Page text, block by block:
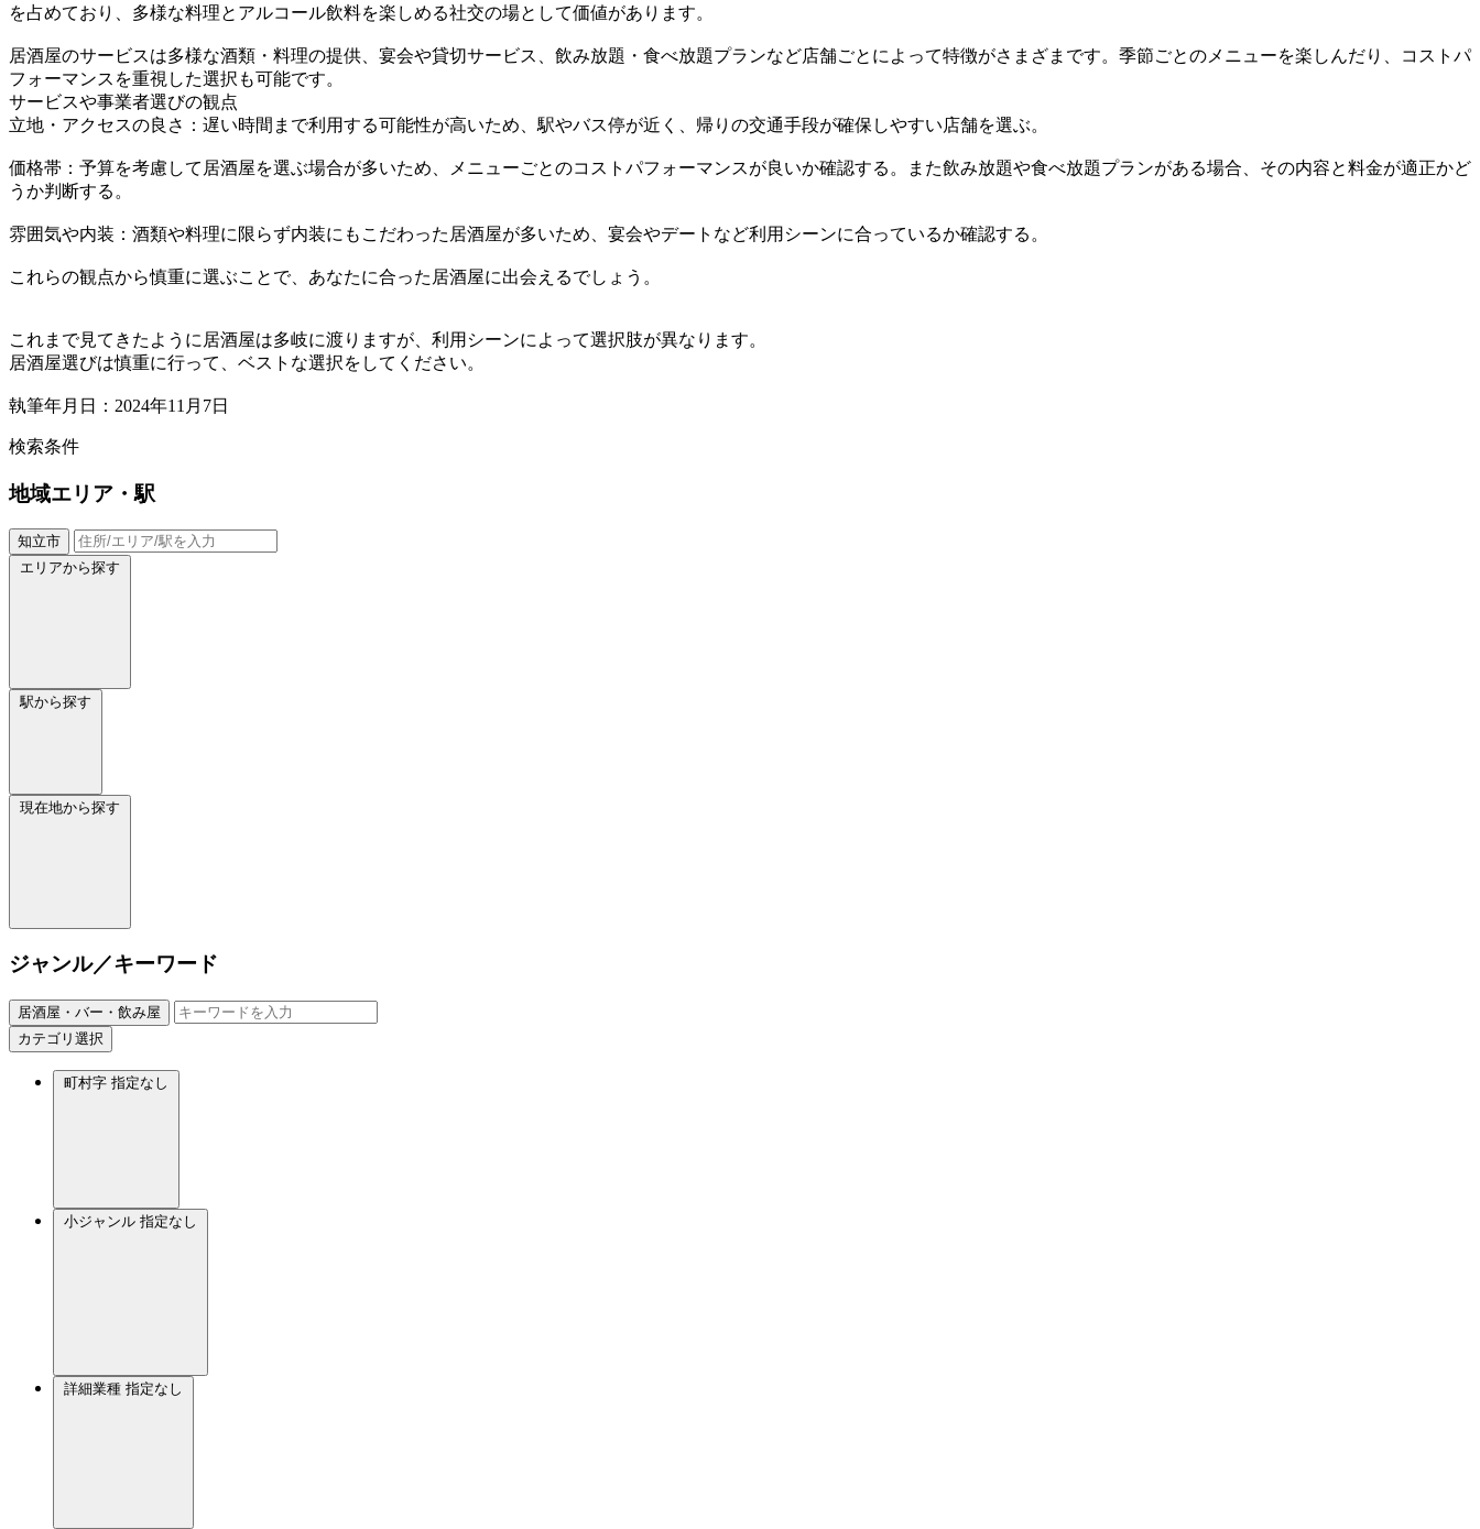
を占めており、多様な料理とアルコール飲料を楽しめる社交の場として価値があります。
居酒屋のサービスは多様な酒類・料理の提供、宴会や貸切サービス、飲み放題・食べ放題プランなど店舗ごとによって特徴がさまざまです。季節ごとのメニューを楽しんだり、コストパ
フォーマンスを重視した選択も可能です。
サービスや事業者選びの観点
立地・アクセスの良さ：遅い時間まで利用する可能性が高いため、駅やバス停が近く、帰りの交通手段が確保しやすい店舗を選ぶ。
価格帯：予算を考慮して居酒屋を選ぶ場合が多いため、メニューごとのコストパフォーマンスが良いか確認する。また飲み放題や食べ放題プランがある場合、その内容と料金が適正かど
うか判断する。
雰囲気や内装：酒類や料理に限らず内装にもこだわった居酒屋が多いため、宴会やデートなど利用シーンに合っているか確認する。
これらの観点から慎重に選ぶことで、あなたに合った居酒屋に出会えるでしょう。
これまで見てきたように居酒屋は多岐に渡りますが、利用シーンによって選択肢が異なります。
居酒屋選びは慎重に行って、ベストな選択をしてください。
執筆年月日：2024年11月7日
検索条件
地域エリア・駅
知立市
エリアから探す
駅から探す
現在地から探す
ジャンル／キーワード
居酒屋・バー・飲み屋
カテゴリ選択
町村字 指定なし
小ジャンル 指定なし
詳細業種 指定なし